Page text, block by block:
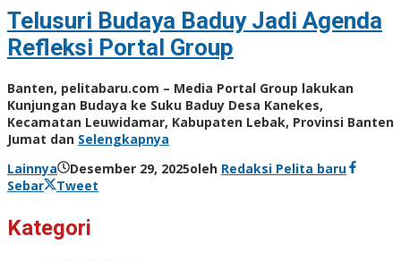
Telusuri Budaya Baduy Jadi Agenda
Refleksi Portal Group
Banten, pelitabaru.com – Media Portal Group lakukan
Kunjungan Budaya ke Suku Baduy Desa Kanekes,
Kecamatan Leuwidamar, Kabupaten Lebak, Provinsi Banten
Jumat dan Selengkapnya
Lainnya
Desember 29, 2025oleh Redaksi Pelita baru
Sebar
Tweet
Kategori